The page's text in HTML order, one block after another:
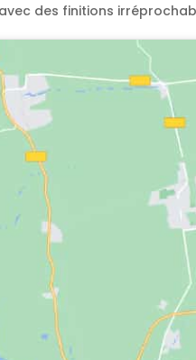
des finitions